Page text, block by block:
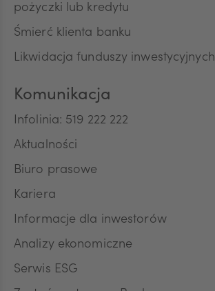
pożyczki lub kredytu
Śmierć klienta banku
Likwidacja funduszy inwestycyjnych
Komunikacja
Infolinia: 519 222 222
Aktualności
Biuro prasowe
Kariera
Informacje dla inwestorów
Analizy ekonomiczne
Serwis ESG